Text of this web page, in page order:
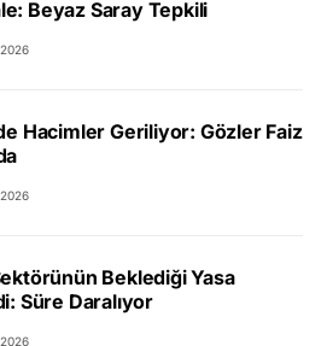
Beyaz Saray Tepkili
Hacimler Geriliyor: Gözler Faiz
Beklediği Yasa
Süre Daralıyor